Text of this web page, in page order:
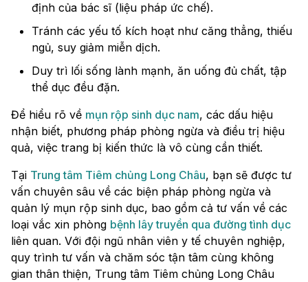
định của bác sĩ (liệu pháp ức chế).
Tránh các yếu tố kích hoạt như căng thẳng, thiếu
ngủ, suy giảm miễn dịch.
Duy trì lối sống lành mạnh, ăn uống đủ chất, tập
thể dục đều đặn.
Để hiểu rõ về mụn rộp sinh dục nam, các dấu hiệu
nhận biết, phương pháp phòng ngừa và điều trị hiệu
quả, việc trang bị kiến thức là vô cùng cần thiết.
Tại Trung tâm Tiêm chủng Long Châu, bạn sẽ được tư
vấn chuyên sâu về các biện pháp phòng ngừa và
quản lý mụn rộp sinh dục, bao gồm cả tư vấn về các
loại vắc xin phòng bệnh lây truyền qua đường tình dục
liên quan. Với đội ngũ nhân viên y tế chuyên nghiệp,
quy trình tư vấn và chăm sóc tận tâm cùng không
gian thân thiện, Trung tâm Tiêm chủng Long Châu